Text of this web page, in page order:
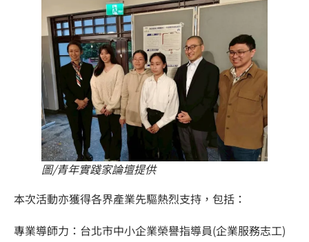
圖/青年實踐家論壇提供
本次活動亦獲得各界產業先驅熱烈支持，包括：
專業導師力：台北市中小企業榮譽指導員(企業服務志工)